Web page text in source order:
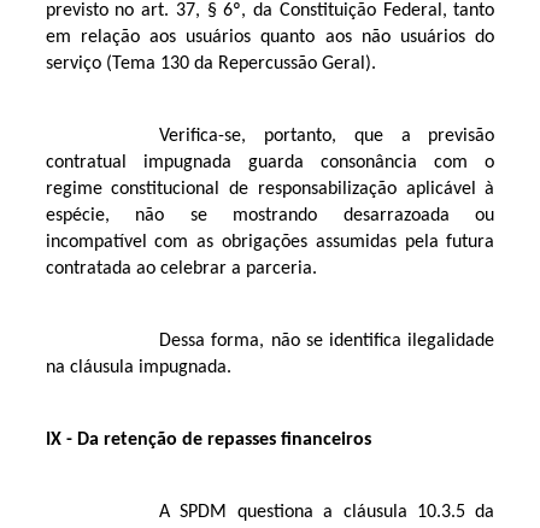
previsto no art. 37, § 6º, da Constituição Federal, tanto
em relação aos usuários quanto aos não usuários do
serviço (Tema 130 da Repercussão Geral).
Verifica-se, portanto, que a previsão
contratual impugnada guarda consonância com o
regime constitucional de responsabilização aplicável à
espécie, não se mostrando desarrazoada ou
incompatível com as obrigações assumidas pela futura
contratada ao celebrar a parceria.
Dessa forma, não se identifica ilegalidade
na cláusula impugnada.
IX - Da retenção de repasses financeiros
A SPDM questiona a cláusula 10.3.5 da